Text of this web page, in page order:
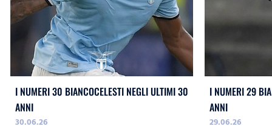
I NUMERI 30 BIANCOCELESTI NEGLI ULTIMI 30
ANNI
30.06.26
I NUMERI 29
ANNI
29.06.26